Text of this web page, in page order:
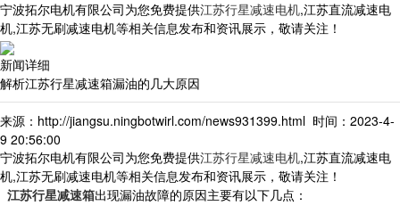
宁波拓尔电机有限公司为您免费提供江苏行星减速电机,江苏直流减速电
机,江苏无刷减速电机等相关信息发布和资讯展示，敬请关注！
新闻详细
解析江苏行星减速箱漏油的几大原因
来源：http://jiangsu.ningbotwirl.com/news931399.html 时间：2023-4-
9 20:56:00
宁波拓尔电机有限公司为您免费提供江苏行星减速电机,江苏直流减速电
机,江苏无刷减速电机等相关信息发布和资讯展示，敬请关注！
江苏行星减速箱出现漏油故障的原因主要有以下几点：